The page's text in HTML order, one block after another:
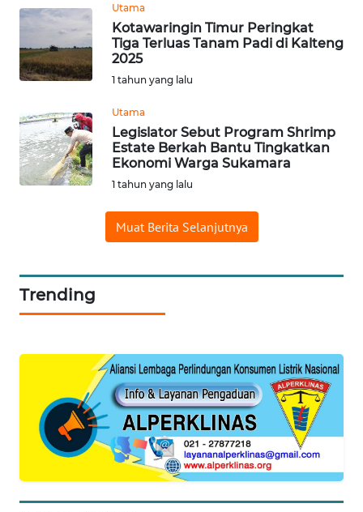
Utama
Kotawaringin Timur Peringkat
Tiga Terluas Tanam Padi di Kalteng
2025
1 tahun yang lalu
Utama
Legislator Sebut Program Shrimp
Estate Berkah Bantu Tingkatkan
Ekonomi Warga Sukamara
1 tahun yang lalu
Muat Berita Selanjutnya
Trending
WAHANA
INFRASTRUKTUR
WAHANA
WAHANA
LISTRIK
TV
WAHANANEWS
CO ID
WAHANANEWS
NET
WAHANA